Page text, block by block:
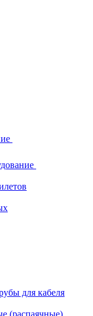
для кабеля
(распаячные)